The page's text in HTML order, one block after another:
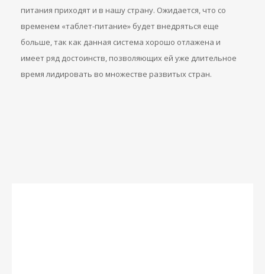
питания приходят и в нашу страну. Ожидается, что со
временем «таблет-питание» будет внедряться еще
больше, так как данная система хорошо отлажена и
имеет ряд достоинств, позволяющих ей уже длительное
время лидировать во множестве развитых стран.